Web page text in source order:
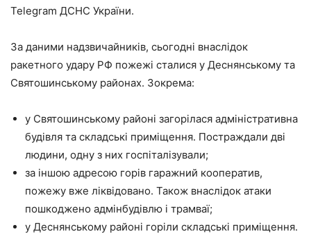
Telegram ДСНС України.
За даними надзвичайників, сьогодні внаслідок
ракетного удару РФ пожежі сталися у Деснянському та
Святошинському районах. Зокрема:
у Святошинському районі загорілася адміністративна
будівля та складські приміщення. Постраждали дві
людини, одну з них госпіталізували;
за іншою адресою горів гаражний кооператив,
пожежу вже ліквідовано. Також внаслідок атаки
пошкоджено адмінбудівлю і трамваї;
у Деснянському районі горіли складські приміщення.